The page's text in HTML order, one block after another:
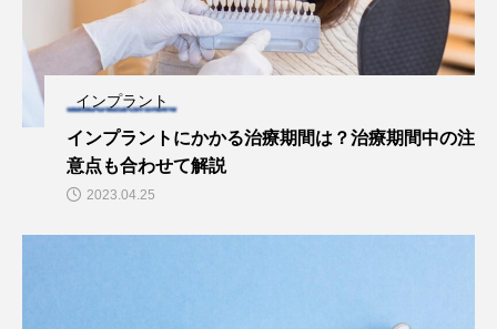
インプラント
インプラントにかかる治療期間は？治療期間中の注
意点も合わせて解説
2023.04.25